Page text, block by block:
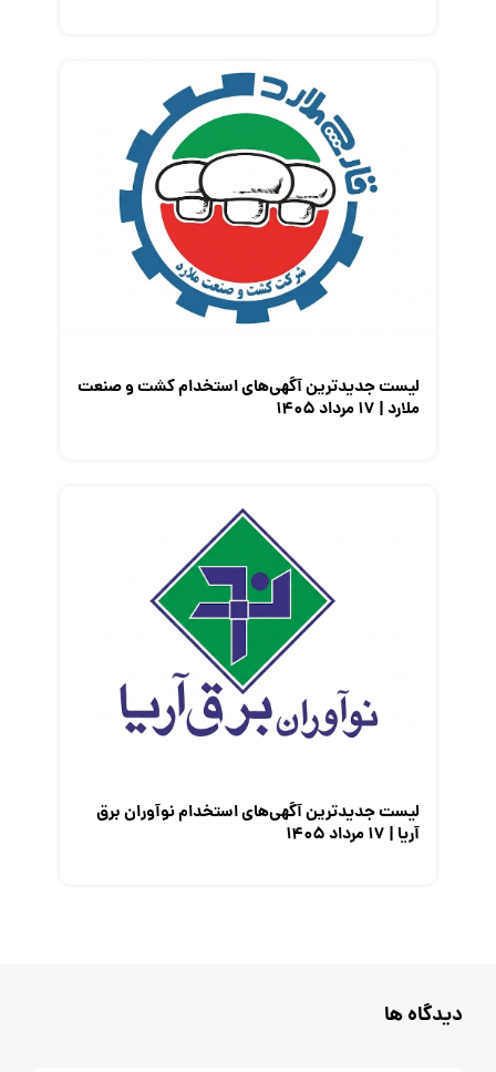
لیست جدیدترین آگهی‌های استخدام کشت و صنعت
ملارد | ۱۷ مرداد ۱۴۰۵
لیست جدیدترین آگهی‌های استخدام نوآوران برق
آریا | ۱۷ مرداد ۱۴۰۵
دیدگاه ها